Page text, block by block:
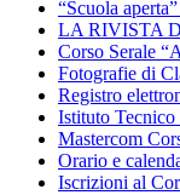
“Scuola
LA RIVISTA
Corso Serale
Fotografie di
Registro
Istituto
Mastercom
Orario e
Iscrizioni al